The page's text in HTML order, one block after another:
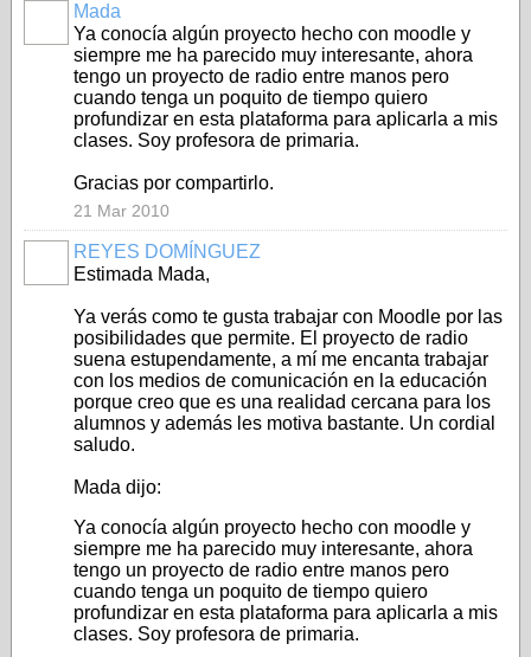
Mada
Ya conocía algún proyecto hecho con moodle y
siempre me ha parecido muy interesante, ahora
tengo un proyecto de radio entre manos pero
cuando tenga un poquito de tiempo quiero
profundizar en esta plataforma para aplicarla a mis
clases. Soy profesora de primaria.
Gracias por compartirlo.
21 Mar 2010
REYES DOMÍNGUEZ
Estimada Mada,
Ya verás como te gusta trabajar con Moodle por las
posibilidades que permite. El proyecto de radio
suena estupendamente, a mí me encanta trabajar
con los medios de comunicación en la educación
porque creo que es una realidad cercana para los
alumnos y además les motiva bastante. Un cordial
saludo.
Mada dijo:
Ya conocía algún proyecto hecho con moodle y
siempre me ha parecido muy interesante, ahora
tengo un proyecto de radio entre manos pero
cuando tenga un poquito de tiempo quiero
profundizar en esta plataforma para aplicarla a mis
clases. Soy profesora de primaria.